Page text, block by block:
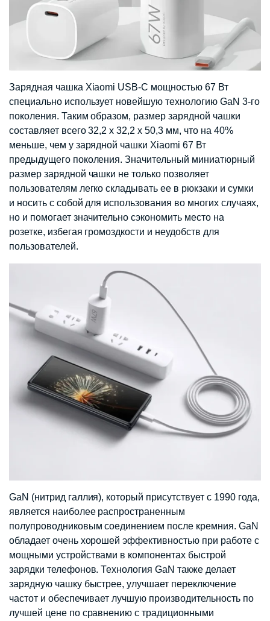
Зарядная чашка Xiaomi USB-C мощностью 67 Вт
специально использует новейшую технологию GaN 3-го
поколения. Таким образом, размер зарядной чашки
составляет всего 32,2 x 32,2 x 50,3 мм, что на 40%
меньше, чем у зарядной чашки Xiaomi 67 Вт
предыдущего поколения. Значительный миниатюрный
размер зарядной чашки не только позволяет
пользователям легко складывать ее в рюкзаки и сумки
и носить с собой для использования во многих случаях,
но и помогает значительно сэкономить место на
розетке, избегая громоздкости и неудобств для
пользователей.
GaN (нитрид галлия), который присутствует с 1990 года,
является наиболее распространенным
полупроводниковым соединением после кремния. GaN
обладает очень хорошей эффективностью при работе с
мощными устройствами в компонентах быстрой
зарядки телефонов. Технология GaN также делает
зарядную чашку быстрее, улучшает переключение
частот и обеспечивает лучшую производительность по
лучшей цене по сравнению с традиционными